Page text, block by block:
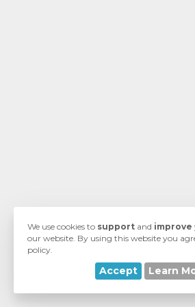
We use cookies to support and improve
our website. By using this website you
policy.
Accept Learn